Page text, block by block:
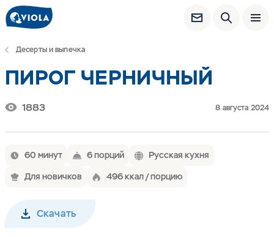
Десерты и выпечка
ПИРОГ ЧЕРНИЧНЫЙ
1883 8 августа 2024
60 минут 6 порций
Русская кухня
Для новичков
496 ккал / порцию
Скачать